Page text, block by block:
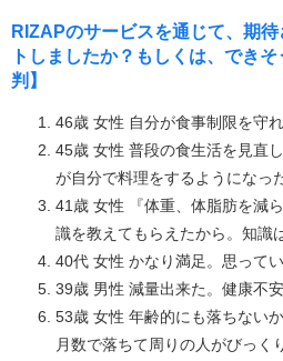
RIZAPのサービスを通じて、期
トしましたか？もしくは、でき
判】
46歳 女性 自分が食事制限を守
45歳 女性 普段の食生活を見直
が自分で料理をするようになっ
41歳 女性 『体重、体脂肪を減
識を教えてもらえたから。知識
40代 女性 かなり満足。思って
39歳 男性 減量出来た。健康不
53歳 女性 年齢的にも落ちない
月数で落ちて周りの人がびっく